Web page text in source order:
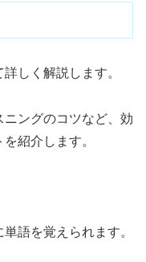
しく解説します。
ングのコツなど、効
紹介します。
語を覚えられます。